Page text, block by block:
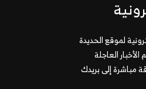
لموقع الحديدة
العاجلة
مباشرة إلى بريدك